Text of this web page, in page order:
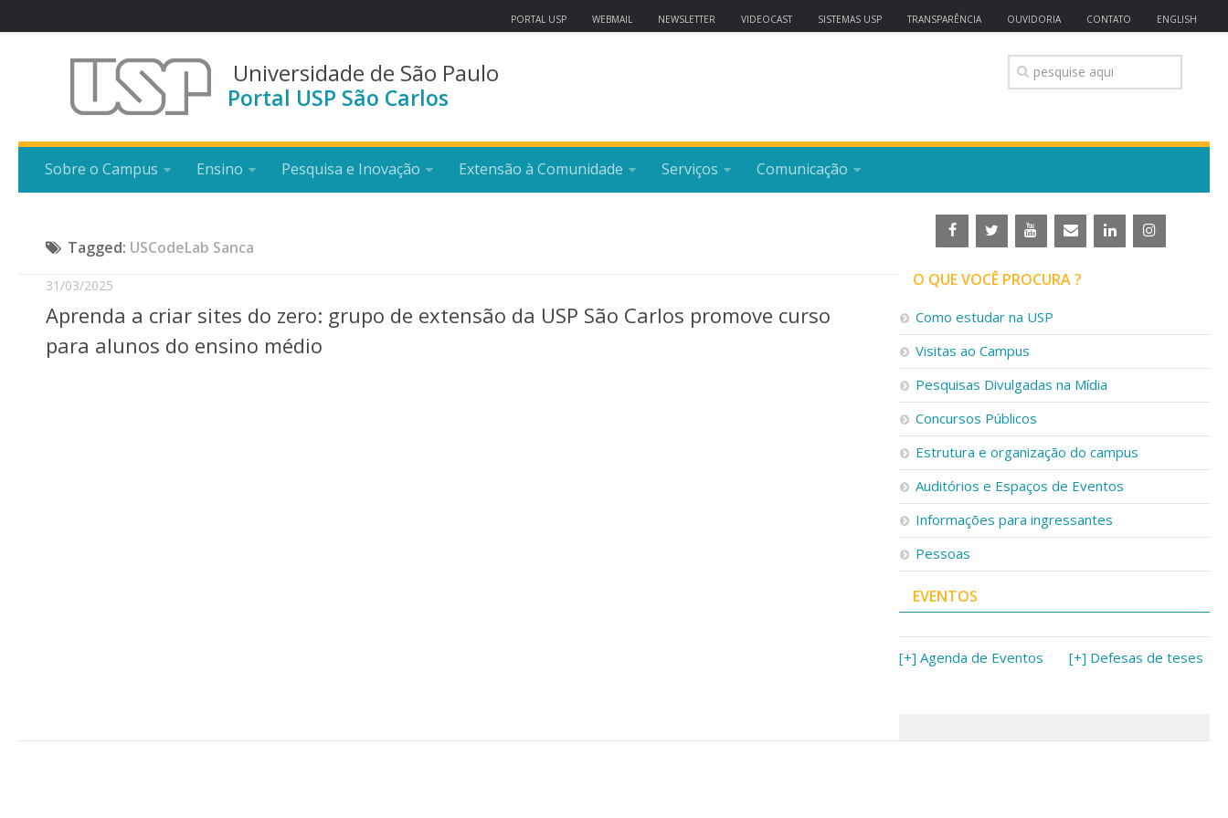
PORTAL USP WEBMAIL NEWSLETTER VIDEOCAST SISTEMAS USP TRANSPARÊNCIA OUVIDORIA CONTATO ENGLISH
Universidade de São Paulo
Portal USP São Carlos
Sobre o Campus Ensino Pesquisa e Inovação Extensão à Comunidade Serviços Comunicação
Tagged: USCodeLab Sanca
31/03/2025
Aprenda a criar sites do zero: grupo de extensão da USP São Carlos promove curso
para alunos do ensino médio
O QUE VOCÊ PROCURA ?
Como estudar na USP
Visitas ao Campus
Pesquisas Divulgadas na Mídia
Concursos Públicos
Estrutura e organização do campus
Auditórios e Espaços de Eventos
Informações para ingressantes
Pessoas
EVENTOS
[+] Agenda de Eventos [+] Defesas de teses